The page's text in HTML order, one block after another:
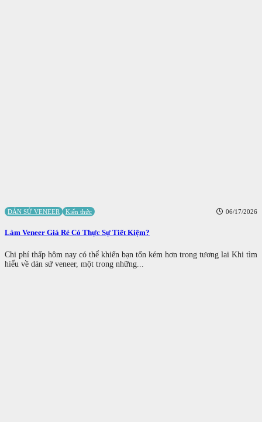
DÁN SỨ VENEER Kiến thức 06/17/2026
Làm Veneer Giá Rẻ Có Thực Sự Tiết Kiệm?
Chi phí thấp hôm nay có thể khiến bạn tốn kém hơn trong tương lai Khi tìm
hiểu về dán sứ veneer, một trong những...